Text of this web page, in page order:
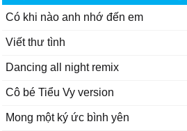
Có khi nào anh nhớ đến em
Viết thư tình
Dancing all night remix
Cô bé Tiểu Vy version
Mong một ký ức bình yên